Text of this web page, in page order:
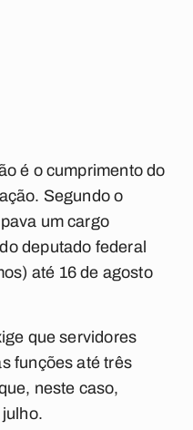
é o cumprimento do
Segundo o
um cargo
deputado federal
até 16 de agosto
que servidores
funções até três
neste caso,